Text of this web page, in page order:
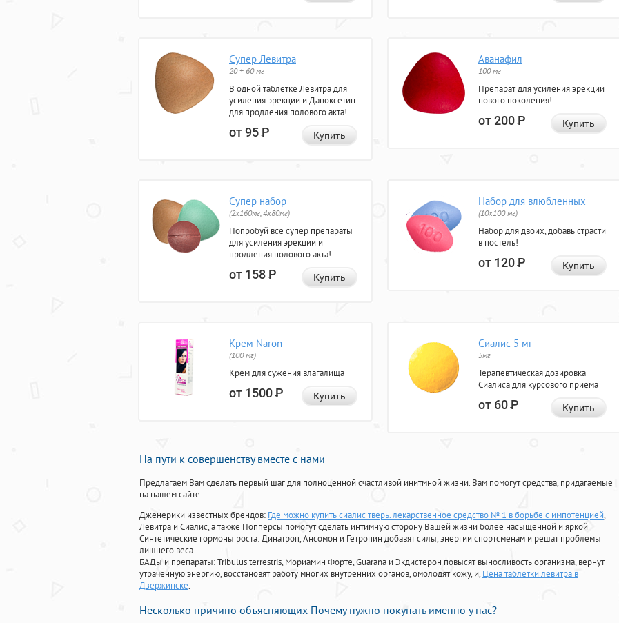
Супер Левитра
20 + 60 мг
В одной таблетке Левитра для
усиления эрекции и Дапоксетин
для продления полового акта!
от 95Р Купить
Аванафил
100 мг
Препарат для усиления эрекции
нового поколения!
от 200Р Купить
Супер набор
(2х160мг, 4х80мг)
Попробуй все супер препараты
для усиления эрекции и
продления полового акта!
от 158Р Купить
Набор для влюбленных
(10х100 мг)
Набор для двоих, добавь страсти
в постель!
от 120Р Купить
Крем Naron
(100 мг)
Крем для сужения влагалища
от 1500Р Купить
Сиалис 5 мг
5мг
Терапевтическая дозировка
Сиалиса для курсового приема
от 60Р Купить
На пути к совершенству вместе с нами
Предлагаем Вам сделать первый шаг для полноценной счастливой инитмной жизни. Вам помогут средства, придагаемые
на нашем сайте:
Дженерики известных брендов: Где можно купить сиалис тверь. лекарственное средство № 1 в борьбе с импотенцией,
Левитра и Сиалис, а также Попперсы помогут сделать интимную сторону Вашей жизни более насыщенной и яркой
Синтетические гормоны роста: Динатроп, Ансомон и Гетропин добавят силы, энергии спортсменам и решат проблемы
лишнего веса
БАДы и препараты:Tribulus terrestris, Мориамин Форте, Guarana и Экдистерон повысят выносливость организма, вернут
утраченную энергию, восстановят работу многих внутренних органов, омолодят кожу, и, Цена таблетки левитра в
Дзержинске.
Несколько причино объясняющих Почему нужно покупать именно у нас?